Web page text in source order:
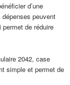
d’une
peuvent
de réduire
2042, case
simple et permet de